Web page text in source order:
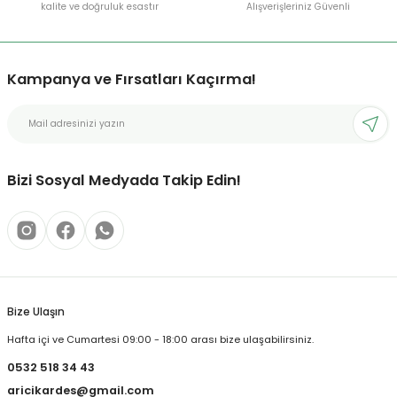
kalite ve doğruluk esastır
Alışverişleriniz Güvenli
Kampanya ve Fırsatları Kaçırma!
Bizi Sosyal Medyada Takip Edin!
Bize Ulaşın
Hafta içi ve Cumartesi 09:00 - 18:00 arası bize ulaşabilirsiniz.
0532 518 34 43
aricikardes@gmail.com